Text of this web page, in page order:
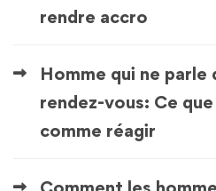
rendre accro
Homme qui ne parle
rendez-vous: Ce
comme réagir